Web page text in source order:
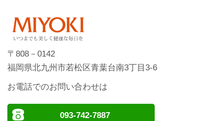
〒808－0142
福岡県北九州市若松区青葉台南3丁目3-6
お電話でのお問い合わせは
093-742-7887